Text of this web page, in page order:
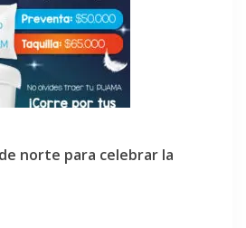
norte para celebrar la